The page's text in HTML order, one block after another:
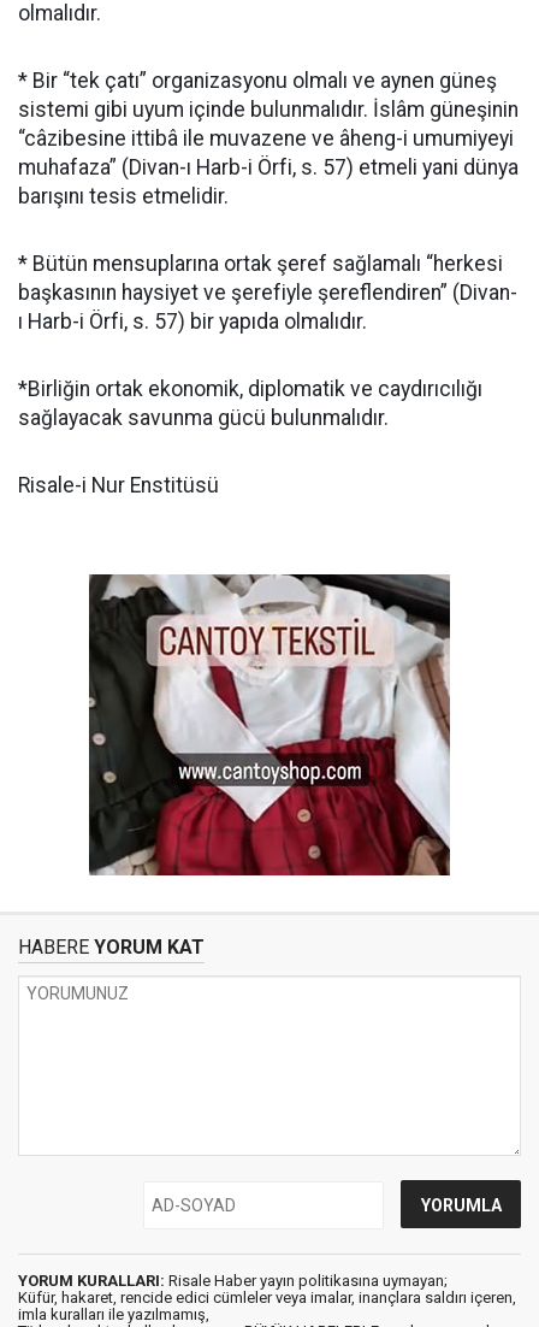
olmalıdır.
* Bir “tek çatı” organizasyonu olmalı ve aynen güneş
sistemi gibi uyum içinde bulunmalıdır. İslâm güneşinin
“câzibesine ittibâ ile muvazene ve âheng-i umumiyeyi
muhafaza” (Divan-ı Harb-i Örfi, s. 57) etmeli yani dünya
barışını tesis etmelidir.
* Bütün mensuplarına ortak şeref sağlamalı “herkesi
başkasının haysiyet ve şerefiyle şereflendiren” (Divan-
ı Harb-i Örfi, s. 57) bir yapıda olmalıdır.
*Birliğin ortak ekonomik, diplomatik ve caydırıcılığı
sağlayacak savunma gücü bulunmalıdır.
Risale-i Nur Enstitüsü
HABERE YORUM KAT
YORUM KURALLARI: Risale Haber yayın politikasına uymayan;
Küfür, hakaret, rencide edici cümleler veya imalar, inançlara saldırı içeren,
imla kuralları ile yazılmamış,